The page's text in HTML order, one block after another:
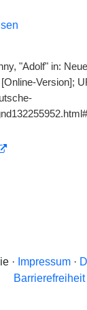
"Adolf" in:
Version];
· Impressum·
Barrierefreiheit